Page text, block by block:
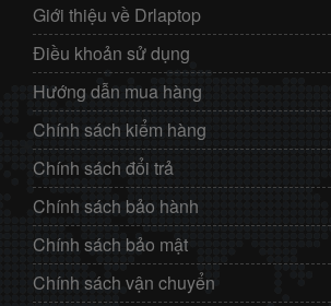
Giới thiệu về Drlaptop
Điều khoản sử dụng
Hướng dẫn mua hàng
Chính sách kiểm hàng
Chính sách đổi trả
Chính sách bảo hành
Chính sách bảo mật
Chính sách vận chuyển